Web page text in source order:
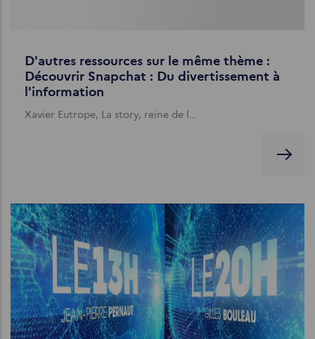
D'autres ressources sur le même thème :
Découvrir Snapchat : Du divertissement à
l'information
Xavier Eutrope, La story, reine de l…